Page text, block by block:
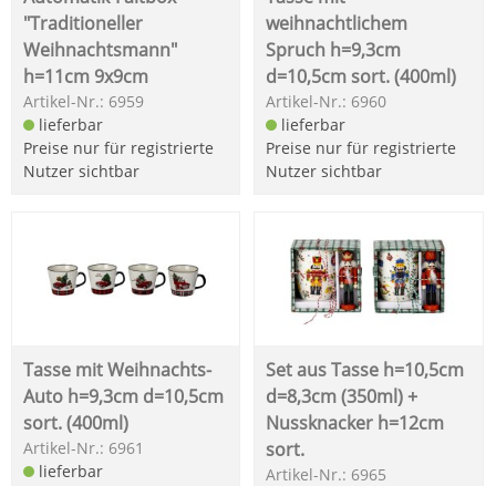
"Traditioneller
Weihnachtsmann"
h=11cm 9x9cm
Artikel-Nr.: 6959
lieferbar
Preise nur für registrierte
Nutzer sichtbar
weihnachtlichem
Spruch h=9,3cm
d=10,5cm sort. (400ml)
Artikel-Nr.: 6960
lieferbar
Preise nur für registrierte
Nutzer sichtbar
Tasse mit Weihnachts-
Auto h=9,3cm d=10,5cm
sort. (400ml)
Artikel-Nr.: 6961
lieferbar
Set aus Tasse h=10,5cm
d=8,3cm (350ml) +
Nussknacker h=12cm
sort.
Artikel-Nr.: 6965